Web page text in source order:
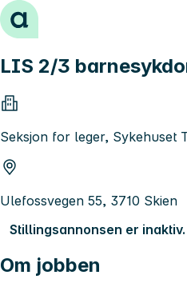
Hopp til innhold
LIS 2/3
Seksjon for leger, Sykehuset
Ulefossvegen 55, 3710 Skien
Stillingsannonsen er inaktiv.
Om jobben